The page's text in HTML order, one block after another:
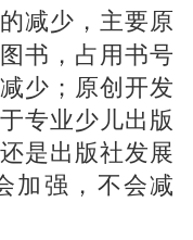
减少，主要原
书，占用书号
少；原创开发
专业少儿出版
是出版社发展
加强，不会减